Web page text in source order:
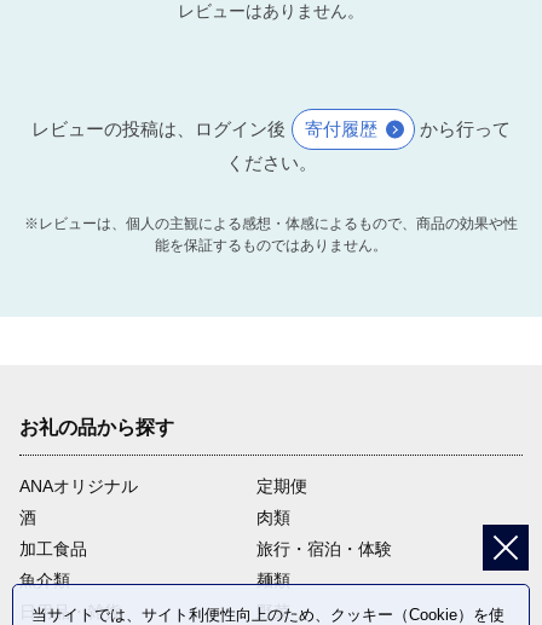
レビューはありません。
レビューの投稿は、ログイン後 寄付履歴
から行って
ください。
※レビューは、個人の主観による感想・体感によるもので、商品の効果や性
能を保証するものではありません。
お礼の品から探す
ANAオリジナル
定期便
酒
肉類
加工食品
旅行・宿泊・体験
魚介類
麺類
日用品・雑貨
野菜
当サイトでは、サイト利便性向上のため、クッキー（Cookie）を使